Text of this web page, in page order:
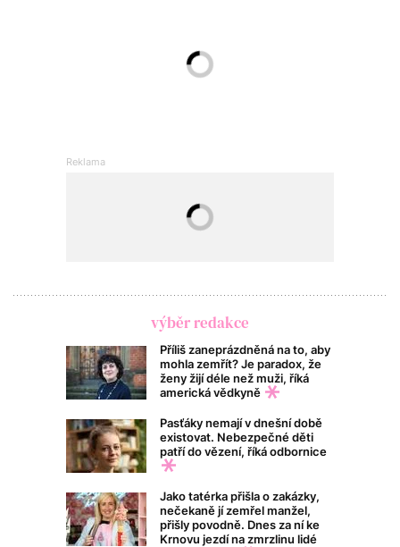
výběr redakce
Příliš zaneprázdněná na to, aby
mohla zemřít? Je paradox, že
ženy žijí déle než muži, říká
americká vědkyně
Pasťáky nemají v dnešní době
existovat. Nebezpečné děti
patří do vězení, říká odbornice
Jako tatérka přišla o zakázky,
nečekaně jí zemřel manžel,
přišly povodně. Dnes za ní ke
Krnovu jezdí na zmrzlinu lidé